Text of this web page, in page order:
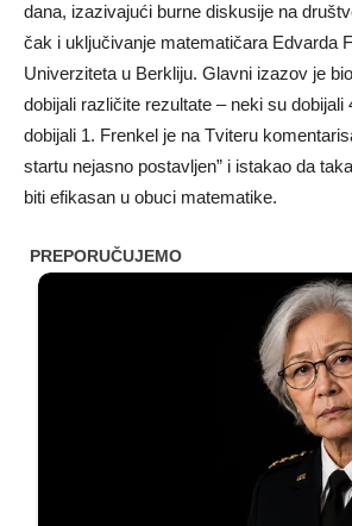
dana, izazivajući burne diskusije na
čak i uključivanje matematičara Edvarda
Univerziteta u Berkliju. Glavni izazov je
dobijali različite rezultate – neki su dobijali
dobijali 1. Frenkel je na Tviteru
startu nejasno postavljen” i istakao da
biti efikasan u obuci matematike.